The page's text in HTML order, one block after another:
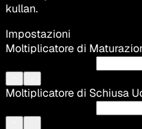
kullan.
Impostazioni
Moltiplicatore di
Moltiplicatore di Schiusa